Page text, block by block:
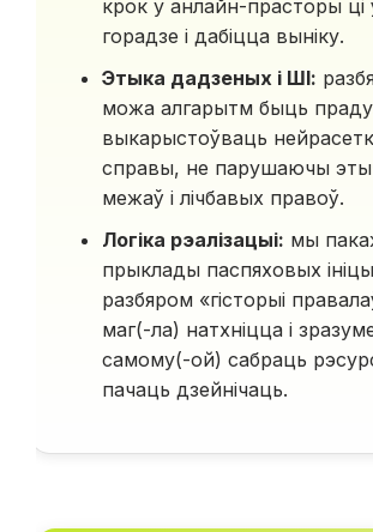
крок у анлайн-прасторы ці
горадзе і дабіцца выніку.
Этыка дадзеных і ШІ:
можа алгарытм быць
выкарыстоўваць
справы, не парушаючы
межаў і лічбавых правоў.
Логіка рэалізацыі: мы
прыклады паспяховых
разбяром «гісторыі
маг(-ла) натхніцца і
самому(-ой) сабраць
пачаць дзейнічаць.